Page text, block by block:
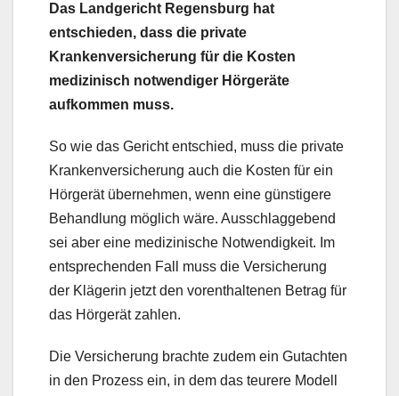
Das Landgericht Regensburg hat
entschieden, dass die private
Krankenversicherung für die Kosten
medizinisch notwendiger Hörgeräte
aufkommen muss.
So wie das Gericht entschied, muss die private
Krankenversicherung auch die Kosten für ein
Hörgerät übernehmen, wenn eine günstigere
Behandlung möglich wäre. Ausschlaggebend
sei aber eine medizinische Notwendigkeit. Im
entsprechenden Fall muss die Versicherung
der Klägerin jetzt den vorenthaltenen Betrag für
das Hörgerät zahlen.
Die Versicherung brachte zudem ein Gutachten
in den Prozess ein, in dem das teurere Modell